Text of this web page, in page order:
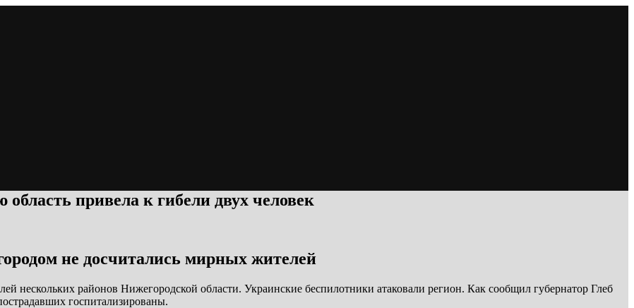
привела к гибели двух человек
не досчитались мирных жителей
нескольких районов Нижегородской области. Украинские беспилотники атаковали регион. Как сообщил губернатор Глеб
госпитализированы.